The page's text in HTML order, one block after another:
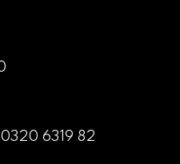
0320 6319 82